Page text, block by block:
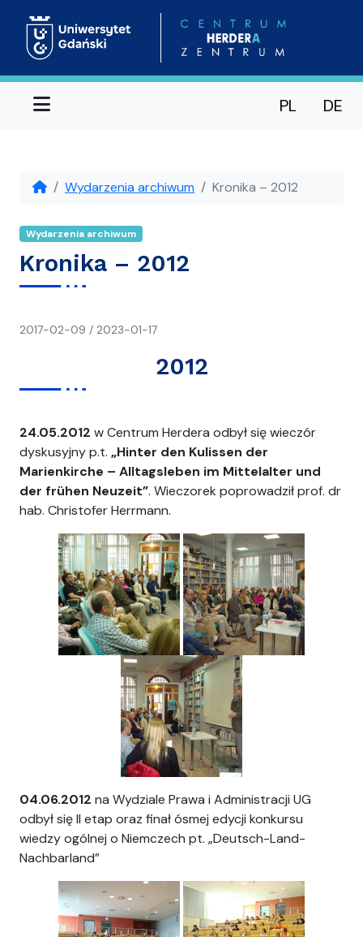
Menu PL DE
Wydarzenia archiwum Kronika – 2012
Wydarzenia archiwum
Kronika – 2012
2017-02-09 / 2023-01-17
2012
24.05.2012 w Centrum Herdera odbył się wieczór
dyskusyjny p.t. „Hinter den Kulissen der
Marienkirche – Alltagsleben im Mittelalter und
der frühen Neuzeit”. Wieczorek poprowadził prof. dr
hab. Christofer Herrmann.
04.06.2012 na Wydziale Prawa i Administracji UG
odbył się II etap oraz finał ósmej edycji konkursu
wiedzy ogólnej o Niemczech pt. „Deutsch-Land-
Nachbarland”